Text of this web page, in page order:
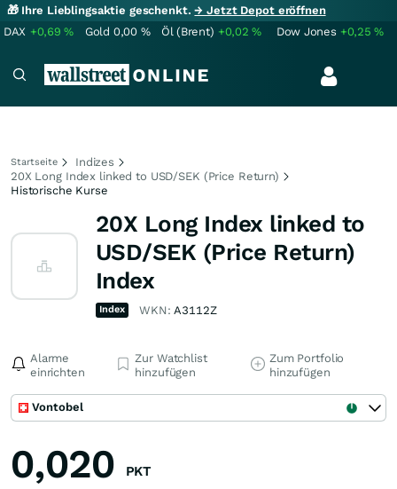
🎁 Ihre Lieblingsaktie geschenkt.→ Jetzt Depot eröffnen
DAX +0,69% Gold 0,00 % Öl (Brent) +0,02% Dow Jones +0,25%
Startseite
Indizes
20X Long Index linked to USD/SEK (Price Return)
Historische Kurse
20X Long Index linked to
USD/SEK (Price Return)
Index
Index WKN:A3112Z
Alarme
einrichten
Zur Watchlist
hinzufügen
Zum Portfolio
hinzufügen
Vontobel
0,020 PKT